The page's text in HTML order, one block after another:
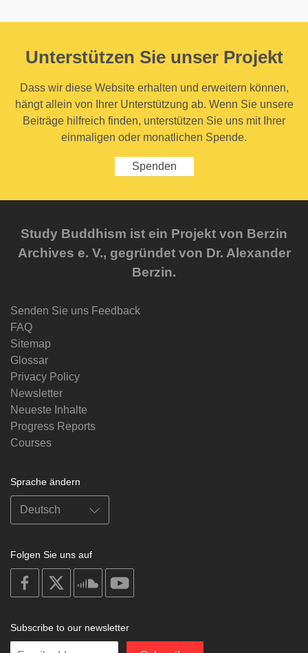
Unterstützen Sie unser Projekt
Dass wir diese Website erhalten und erweitern können,
hängt allein von Ihrer Unterstützung ab. Wenn Sie unsere
Beiträge hilfreich finden, unterstützen Sie uns mit Ihrer
einmaligen oder monatlichen Spende.
Spenden
Study Buddhism ist ein Projekt von Berzin
Archives e. V., gegründet von Dr. Alexander
Berzin.
Senden Sie uns Feedback
FAQ
Sitemap
Glossar
Privacy Policy
Newsletter
Neueste Inhalte
Progress Reports
Courses
Sprache ändern
Folgen Sie uns auf
on
facebook
soundcloud
Subscribe to our newsletter
Enter